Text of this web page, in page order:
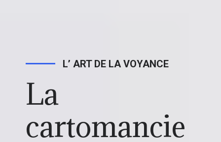
L’ ART DE LA VOYANCE
La
cartomancie